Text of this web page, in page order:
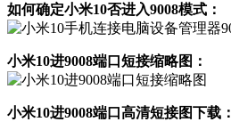
如何确定小米10否进入9008模式：
小米10进9008端口短接缩略图：
小米10进9008端口高清短接图下载：